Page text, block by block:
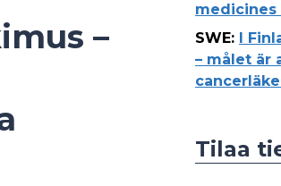
–
medicines
SWE: I
– målet är
Tilaa